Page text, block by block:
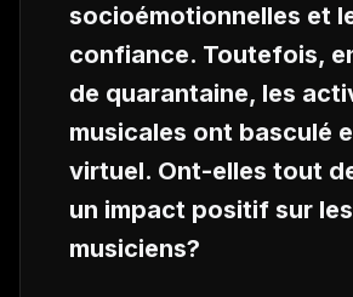
socioémotionnelles et
confiance. Toutefois,
de quarantaine, les
musicales ont basculé
virtuel. Ont-elles tout
un impact positif sur
musiciens?